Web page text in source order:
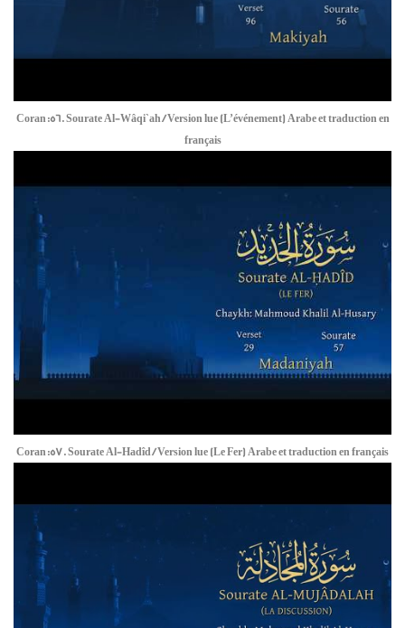
Coran:56. Sourate Al-Wâqi`ah / Version lue (L’événement) Arabe et traduction en
français
Coran:57. Sourate Al-Hadîd / Version lue (Le Fer) Arabe et traduction en français